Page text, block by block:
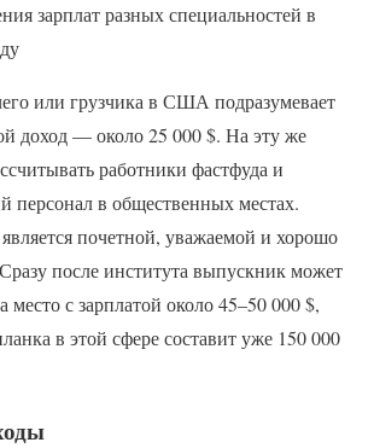
зарплат разных специальностей в
или грузчика в США подразумевает
доход — около 25 000 $. На эту же
работники фастфуда и
персонал в общественных местах.
почетной, уважаемой и хорошо
после института выпускник может
место с зарплатой около 45–50 000 $,
в этой сфере составит уже 150 000